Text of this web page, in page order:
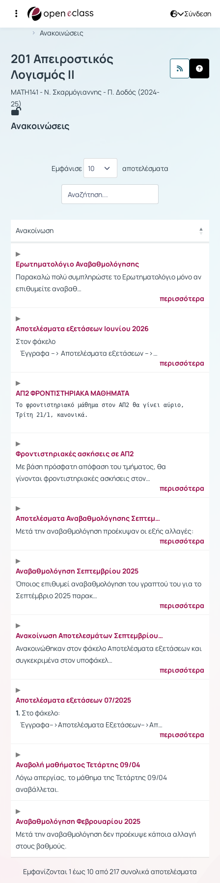
Σύνδεση
Αρχική Σελίδα
Ανακοινώσεις
Μάθημα : 201 Απειροστικός Λογισμός
201 Απειροστικός
Λογισμός ΙΙ
MATH141 - Ν. Σκαρμόγιαννης - Π. Δοδός (2024-
25)
Ανακοινώσεις
Εμφάνισε αποτελέσματα
Ανακοίνωση
Ερωτηματολόγιο Αναβαθμολόγησης
Παρακαλώ πολύ συμπληρώστε το Ερωτηματολόγιο μόνο αν
επιθυμείτε αναβαθ…
περισσότερα
Αποτελέσματα εξετάσεων Ιουνίου 2026
Στον φάκελο
Έγγραφα --> Αποτελέσματα εξετάσεων -->…
περισσότερα
ΑΠ2 ΦΡΟΝΤΙΣΤΗΡΙΑΚΑ ΜΑΘΗΜΑΤΑ
Το φροντιστηριακό μάθημα στον ΑΠ2 θα γίνει αύριο,
Τρίτη 21/1, κανονικά.
Φροντιστηριακές ασκήσεις σε ΑΠ2
Με βάση πρόσφατη απόφαση του τμήματος, θα
γίνονται φροντιστηριακές ασκήσεις στον…
περισσότερα
Αποτελέσματα Αναβαθμολόγησης Σεπτεμβρίου 2025
Μετά την αναβαθμολόγηση προέκυψαν οι εξής αλλαγές:
περισσότερα
Αναβαθμολόγηση Σεπτεμβρίου 2025
Όποιος επιθυμεί αναβαθμολόγηση του γραπτού του για το
Σεπτέμβριο 2025 παρακ…
περισσότερα
Ανακοίνωση Αποτελεσμάτων Σεπτεμβρίου 2025
Ανακοινώθηκαν στον φάκελο Αποτελέσματα εξετάσεων και
συγκεκριμένα στον υποφάκελ…
περισσότερα
Αποτελέσματα εξετάσεων 07/2025
1. Στο φάκελο:
Έγγραφα-->Αποτελέσματα Εξετάσεων-->Απ…
περισσότερα
Αναβολή μαθήματος Τετάρτης 09/04
Λόγω απεργίας, το μάθημα της Τετάρτης 09/04
αναβάλλεται.
Αναβαθμολόγηση Φεβρουαρίου 2025
Μετά την αναβαθμολόγηση δεν προέκυψε κάποια αλλαγή
στους βαθμούς.
Εμφανίζονται 1 έως 10 από 217 συνολικά αποτελέσματα